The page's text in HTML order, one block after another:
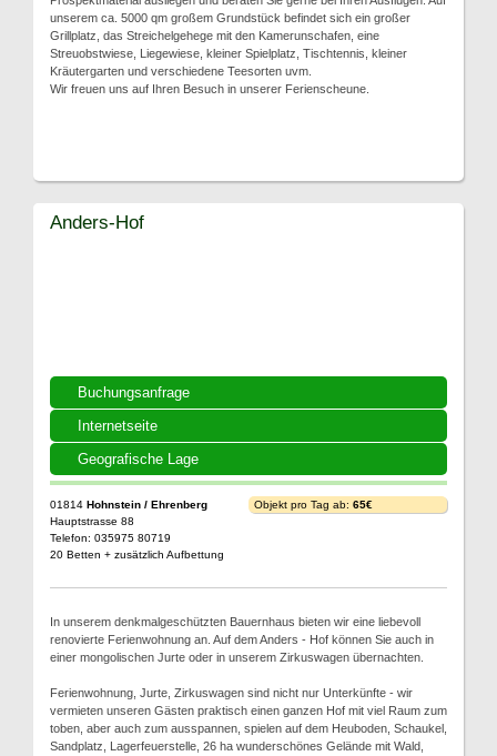
unserem ca. 5000 qm großem Grundstück befindet sich ein großer
Grillplatz, das Streichelgehege mit den Kamerunschafen, eine
Streuobstwiese, Liegewiese, kleiner Spielplatz, Tischtennis, kleiner
Kräutergarten und verschiedene Teesorten uvm.
Wir freuen uns auf Ihren Besuch in unserer Ferienscheune.
Buchungsanfrage
Internetseite
Geografische Lage
Anders-Hof
01814 Hohnstein / Ehrenberg
Hauptstrasse 88
Telefon: 035975 80719
20 Betten + zusätzlich Aufbettung
Objekt pro Tag ab: 65€
In unserem denkmalgeschützten Bauernhaus bieten wir eine liebevoll
renovierte Ferienwohnung an. Auf dem Anders - Hof können Sie auch in
einer mongolischen Jurte oder in unserem Zirkuswagen übernachten.
Ferienwohnung, Jurte, Zirkuswagen sind nicht nur Unterkünfte - wir
vermieten unseren Gästen praktisch einen ganzen Hof mit viel Raum zum
toben, aber auch zum ausspannen, spielen auf dem Heuboden, Schaukel,
Sandplatz, Lagerfeuerstelle, 26 ha wunderschönes Gelände mit Wald,